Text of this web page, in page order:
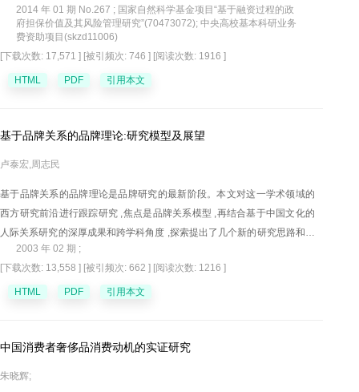
研究和对比研究等方法,对线上供应链金融的模式演进与风险要素进行了深
入分析。结果发现:虽然线上供应链金融在协同运作和服务效率上有很大提
升,但是针对网商的特性和线上化的特点,其风险发生了诸多变化,银行面临的
风险整体有所增加。据此,从严格准入条件、明晰权责界定、提高操作水
平、加强监控预警、完善补偿机制等五个方面对银行的风险管控提出了参
2014 年 01 期 No.267 ; 国家自然科学基金项目“基于融资过程的政
府担保价值及其风险管理研究”(70473072); 中央高校基本科研业务
费资助项目(skzd11006)
[下载次数: 17,571 ] [被引频次: 746 ] [阅读次数: 1916 ]
HTML PDF 引用本文
基于品牌关系的品牌理论:研究模型及展望
卢泰宏,周志民
基于品牌关系的品牌理论是品牌研究的最新阶段。本文对这一学术领域的
西方研究前沿进行跟踪研究 ,焦点是品牌关系模型 ,再结合基于中国文化的
人际关系研究的深厚成果和跨学科角度 ,探索提出了几个新的研究思路和方
向。2003 年 02 期 ;
[下载次数: 13,558 ] [被引频次: 662 ] [阅读次数: 1216 ]
HTML PDF 引用本文
中国消费者奢侈品消费动机的实证研究
朱晓辉;